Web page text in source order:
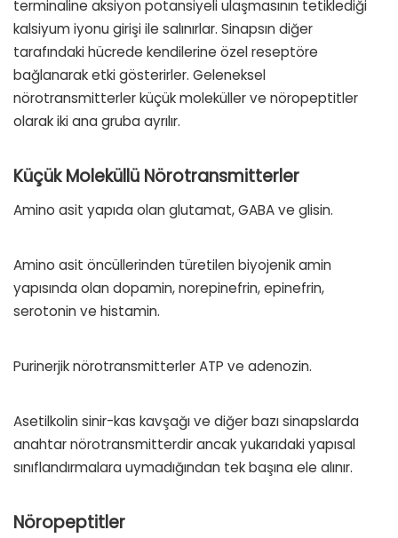
terminaline aksiyon potansiyeli ulaşmasının tetiklediği
kalsiyum iyonu girişi ile salınırlar. Sinapsın diğer
tarafındaki hücrede kendilerine özel reseptöre
bağlanarak etki gösterirler. Geleneksel
nörotransmitterler küçük moleküller ve nöropeptitler
olarak iki ana gruba ayrılır.
Küçük Moleküllü Nörotransmitterler
Amino asit yapıda olan glutamat, GABA ve glisin.
Amino asit öncüllerinden türetilen biyojenik amin
yapısında olan dopamin, norepinefrin, epinefrin,
serotonin ve histamin.
Purinerjik nörotransmitterler ATP ve adenozin.
Asetilkolin sinir-kas kavşağı ve diğer bazı sinapslarda
anahtar nörotransmitterdir ancak yukarıdaki yapısal
sınıflandırmalara uymadığından tek başına ele alınır.
Nöropeptitler